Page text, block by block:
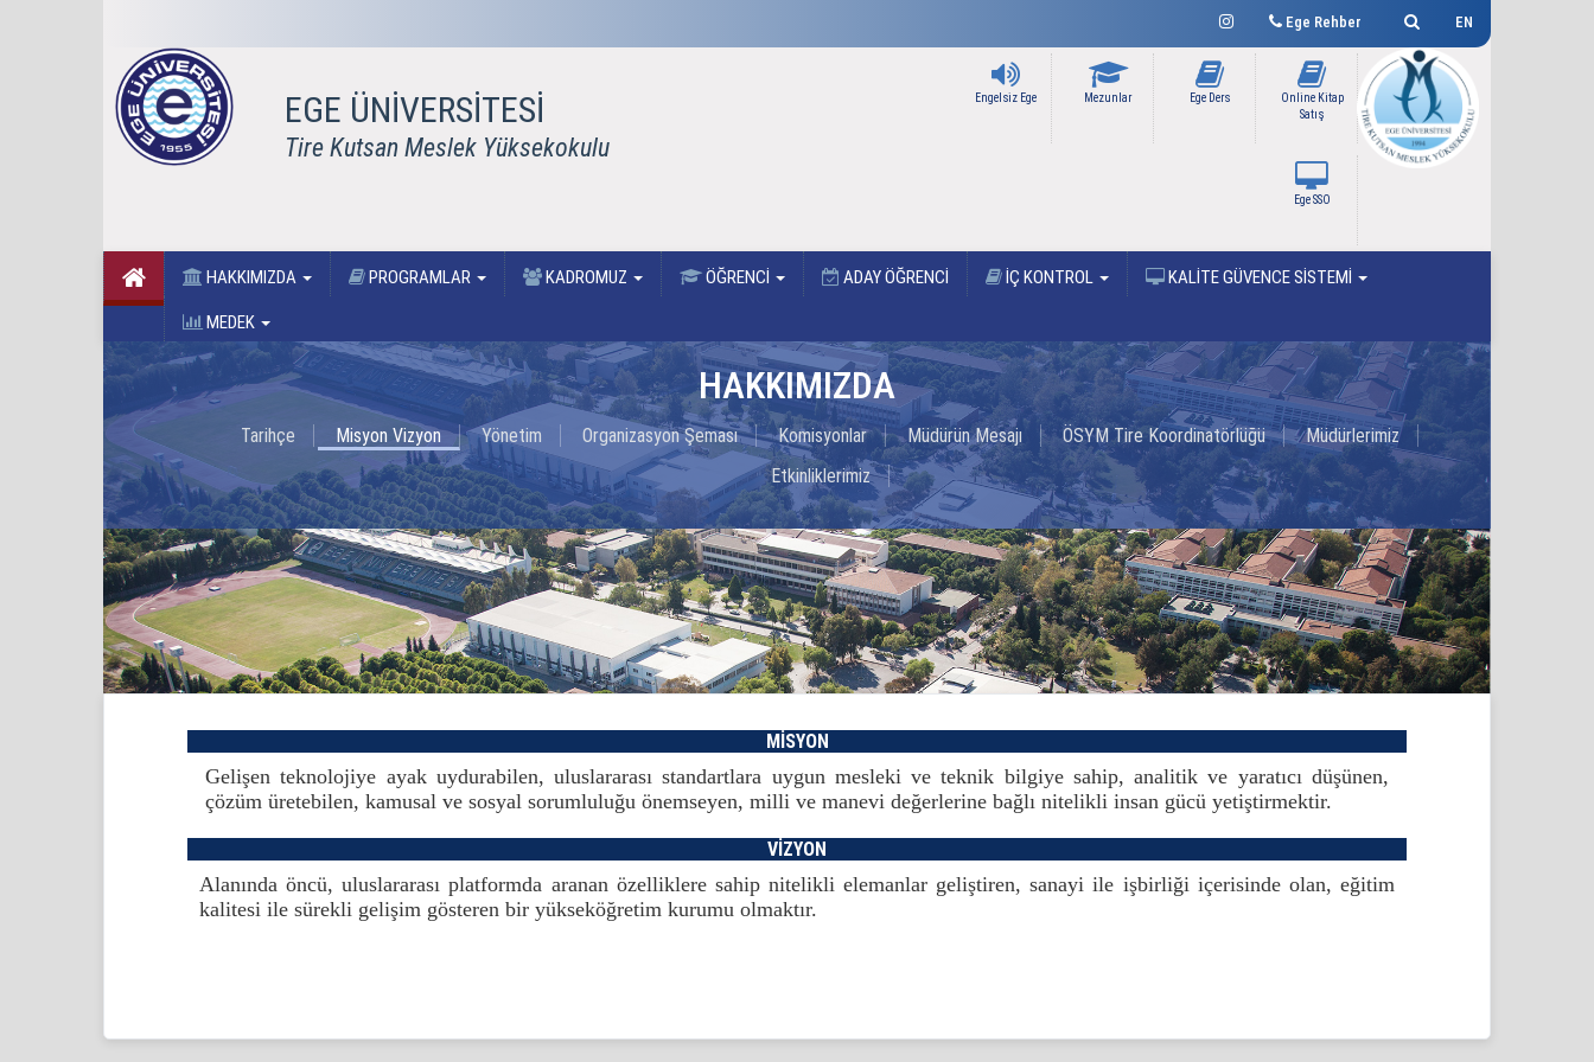
EN
Ege Rehber
EGE ÜNİVERSİTESİ
Tire Kutsan Meslek Yüksekokulu
Online Kitap
Satış
Ege Ders
Mezunlar
Engelsiz Ege
Ege SSO
HAKKIMIZDA PROGRAMLAR KADROMUZ ÖĞRENCİ ADAY ÖĞRENCİ İÇ KONTROL KALİTE GÜVENCE SİSTEMİ
MEDEK
HAKKIMIZDA
Tarihçe Misyon Vizyon Yönetim Organizasyon Şeması Komisyonlar Müdürün Mesajı ÖSYM Tire Koordinatörlüğü
Müdürlerimiz
Etkinliklerimiz
MİSYON
Gelişen teknolojiye ayak uydurabilen, uluslararası standartlara uygun mesleki ve teknik bilgiye sahip, analitik ve yaratıcı düşünen,
çözüm üretebilen, kamusal ve sosyal sorumluluğu önemseyen, milli ve manevi değerlerine bağlı nitelikli insan gücü yetiştirmektir.
VİZYON
Alanında öncü, uluslararası platformda aranan özelliklere sahip nitelikli elemanlar geliştiren, sanayi ile işbirliği içerisinde olan, eğitim
kalitesi ile sürekli gelişim gösteren bir yükseköğretim kurumu olmaktır.